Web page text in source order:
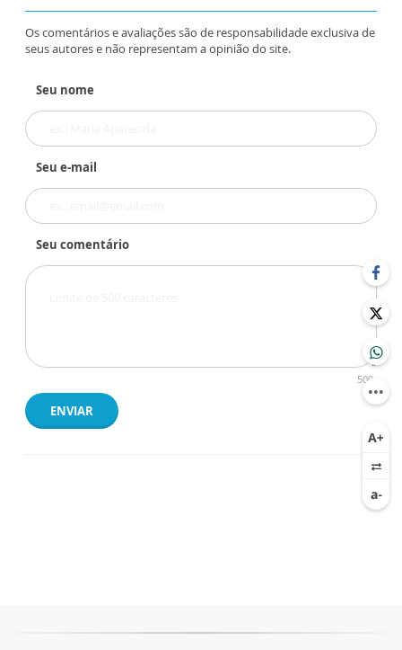
Os comentários e avaliações são de responsabilidade exclusiva de
seus autores e não representam a opinião do site.
Seu nome
Seu e-mail
Seu comentário
500
ENVIAR